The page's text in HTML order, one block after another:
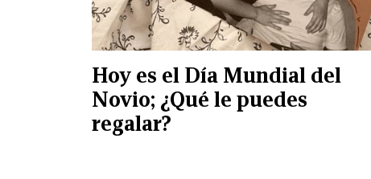
Hoy es el Día Mundial del
Novio; ¿Qué le puedes
regalar?